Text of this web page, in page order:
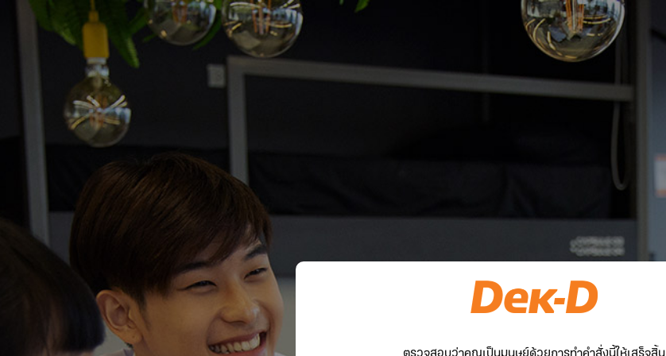
ตรวจสอบว่าคุณเป็นมนุษย์ด้วยการทำคำสั่งนี้ให้เสร็จสิ้น